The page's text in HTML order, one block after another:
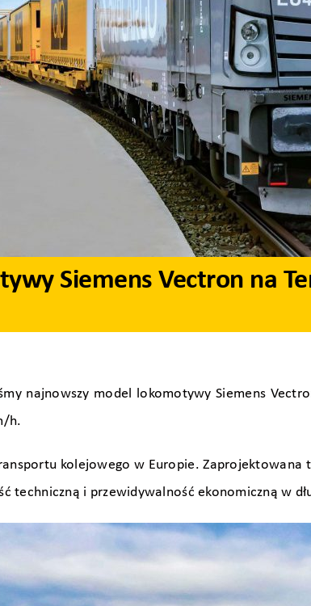
Siemens Vectron na
najnowszy model lokomotywy Siemens
h.
kolejowego w Europie. Zaprojektowana
techniczną i przewidywalność ekonomiczną w